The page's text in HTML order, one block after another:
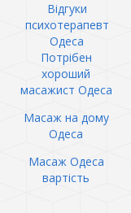
Відгуки
психотерапевт
Одеса
Потрібен
хороший
масажист Одеса
Масаж на дому
Одеса
Масаж Одеса
вартість